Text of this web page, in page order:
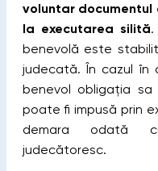
voluntar
la executarea silită.
benevolă este
judecată. În cazul în
benevol obligația
poate fi impusă prin
demara odată
judecătoresc.